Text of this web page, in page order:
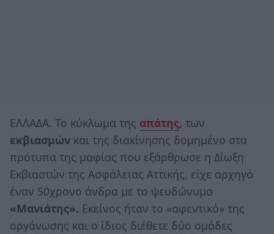
ΕΛΛΑΔΑ. Το κύκλωμα της απάτης, των
εκβιασμών και της διακίνησης δομημένο στα
πρότυπα της μαφίας που εξάρθρωσε η Δίωξη
Εκβιαστών της Ασφάλειας Αττικής, είχε αρχηγό
έναν 50χρονο άνδρα με το ψευδώνυμο
«Μανιάτης». Εκείνος ήταν το «αφεντικό» της
οργάνωσης και ο ίδιος διέθετε δύο ομάδες